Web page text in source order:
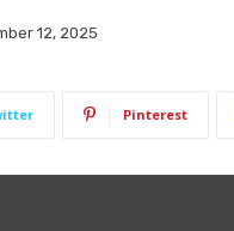
12, 2025
Pinterest